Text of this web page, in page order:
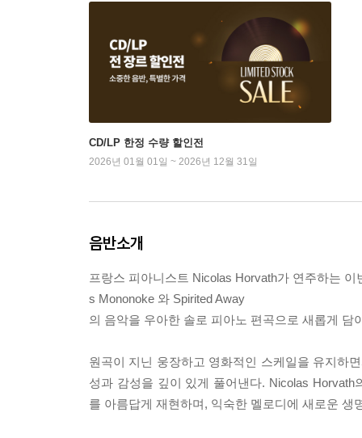
CD/LP 한정 수량 할인전
2026년 01월 01일 ~ 2026년 12월 31일
음반소개
프랑스 피아니스트 Nicolas Horvath가 연주하는
s Mononoke 와 Spirited Away
의 음악을 우아한 솔로 피아노 편곡으로 새롭게 담
원곡이 지닌 웅장하고 영화적인 스케일을 유지하
성과 감성을 깊이 있게 풀어낸다. Nicolas
를 아름답게 재현하며, 익숙한 멜로디에 새로운 생